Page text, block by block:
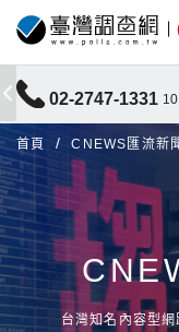
02-2747-1331
首頁 CNEWS匯流新
台灣知名內容型